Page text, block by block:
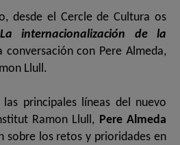
desde el Cercle de Cultura os
La internacionalización de la
conversación con Pere Almeda,
Llull.
las principales líneas del nuevo
Ramon Llull, Pere Almeda
sobre los retos y prioridades en